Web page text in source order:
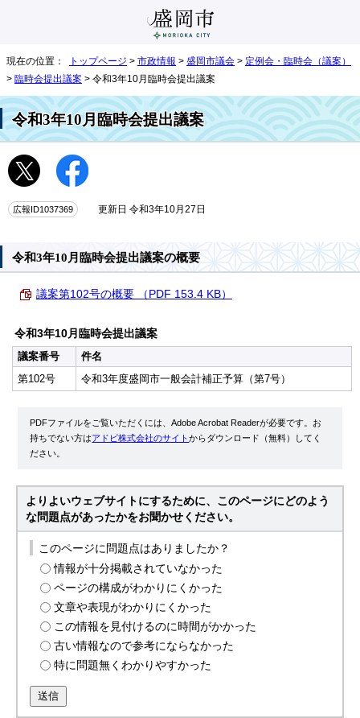
現在の位置： トップページ > 市政情報 > 盛岡市議会 > 定例会・臨時会（議案）
> 臨時会提出議案 > 令和3年10月臨時会提出議案
令和3年10月臨時会提出議案
広報ID1037369 更新日 令和3年10月27日
令和3年10月臨時会提出議案の概要
議案第102号の概要 （PDF 153.4 KB）
令和3年10月臨時会提出議案
議案番号
件名
第102号
令和3年度盛岡市一般会計補正予算（第7号）
PDFファイルをご覧いただくには、Adobe Acrobat Readerが必要です。お
持ちでない方はアドビ株式会社のサイトからダウンロード（無料）してく
ださい。
よりよいウェブサイトにするために、このページにどのよう
な問題点があったかをお聞かせください。
このページに問題点はありましたか？
情報が十分掲載されていなかった
ページの構成がわかりにくかった
文章や表現がわかりにくかった
この情報を見付けるのに時間がかかった
古い情報なので参考にならなかった
特に問題無くわかりやすかった
送信